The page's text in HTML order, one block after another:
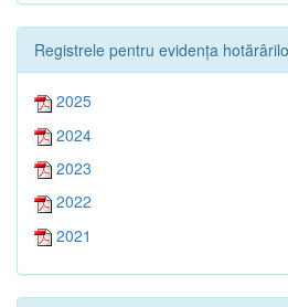
Registrele pentru evidența
2025
2024
2023
2022
2021